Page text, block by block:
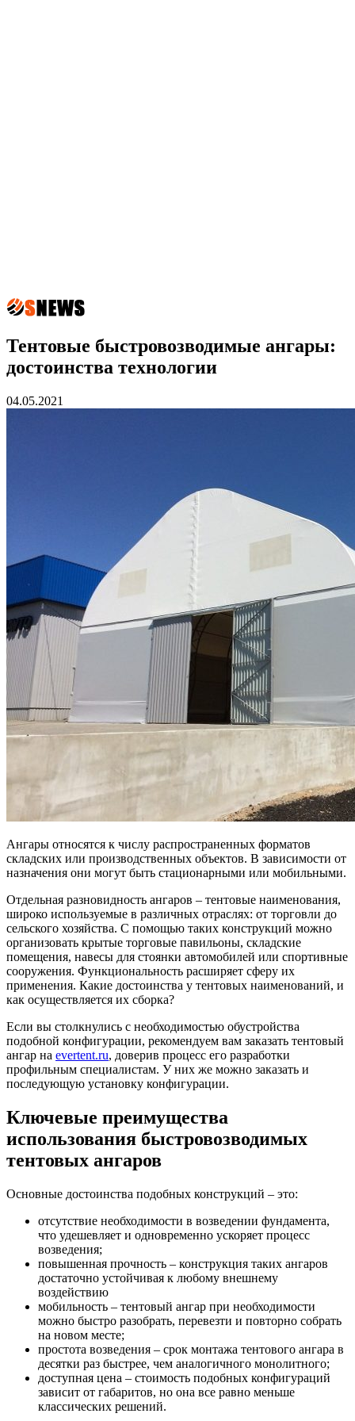
Тентовые быстровозводимые ангары:
достоинства технологии
04.05.2021
Ангары относятся к числу распространенных форматов
складских или производственных объектов. В зависимости от
назначения они могут быть стационарными или мобильными.
Отдельная разновидность ангаров – тентовые наименования,
широко используемые в различных отраслях: от торговли до
сельского хозяйства. С помощью таких конструкций можно
организовать крытые торговые павильоны, складские
помещения, навесы для стоянки автомобилей или спортивные
сооружения. Функциональность расширяет сферу их
применения. Какие достоинства у тентовых наименований, и
как осуществляется их сборка?
Если вы столкнулись с необходимостью обустройства
подобной конфигурации, рекомендуем вам заказать тентовый
ангар на evertent.ru, доверив процесс его разработки
профильным специалистам. У них же можно заказать и
последующую установку конфигурации.
Ключевые преимущества
использования быстровозводимых
тентовых ангаров
Основные достоинства подобных конструкций – это:
отсутствие необходимости в возведении фундамента,
что удешевляет и одновременно ускоряет процесс
возведения;
повышенная прочность – конструкция таких ангаров
достаточно устойчивая к любому внешнему
воздействию
мобильность – тентовый ангар при необходимости
можно быстро разобрать, перевезти и повторно собрать
на новом месте;
простота возведения – срок монтажа тентового ангара в
десятки раз быстрее, чем аналогичного монолитного;
доступная цена – стоимость подобных конфигураций
зависит от габаритов, но она все равно меньше
классических решений.